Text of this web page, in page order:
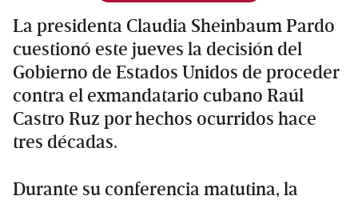
La presidenta Claudia Sheinbaum Pardo
cuestionó este jueves la decisión del
Gobierno de Estados Unidos de proceder
contra el exmandatario cubano Raúl
Castro Ruz por hechos ocurridos hace
tres décadas.
Durante su conferencia matutina, la